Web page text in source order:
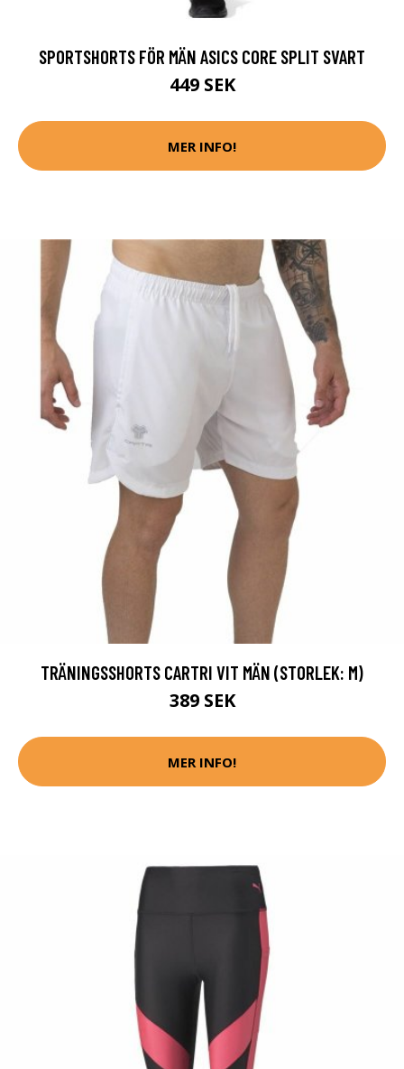
SPORTSHORTS FÖR MÄN ASICS CORE SPLIT SVART
449 SEK
MER INFO!
TRÄNINGSSHORTS CARTRI VIT MÄN (STORLEK: M)
389 SEK
MER INFO!